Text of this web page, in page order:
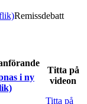
Remissdebatt
i ny
Titta på
videon
Titta på